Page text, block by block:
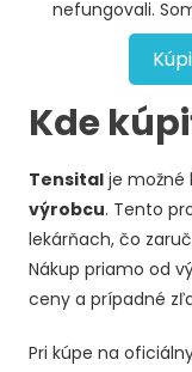
nefungovali.
Kde
Tensital je možné
výrobcu. Tento
lekárňach, čo
Nákup priamo od
ceny a prípadné
Pri kúpe na